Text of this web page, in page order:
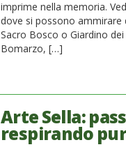
imprime nella memoria.
dove si possono ammirare
Sacro Bosco o Giardino
Bomarzo, […]
Arte Sella:
respirando